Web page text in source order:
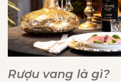
Rượu vang là gì?